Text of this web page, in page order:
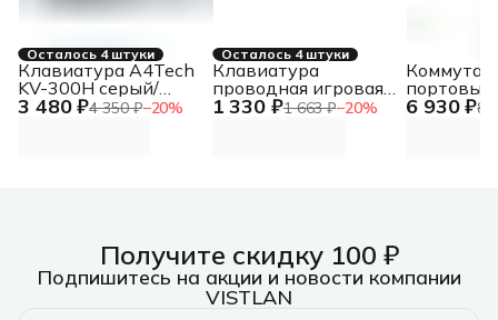
Осталось 4 штуки
3 480 ₽4 350 ₽−20%
Клавиатура A4Tech
KV-300H серый/
черный USB slim
Осталось 4 штуки
1 330 ₽1 663 ₽−20%
Клавиатура
проводная игровая
Gembird KB-G710M-
6 930 ₽8
портовый
Получите скидку 100 ₽
Подпишитесь на акции и новости компании
VISTLAN